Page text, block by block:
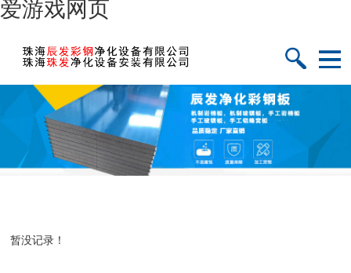
爱游戏网页
暂没记录！